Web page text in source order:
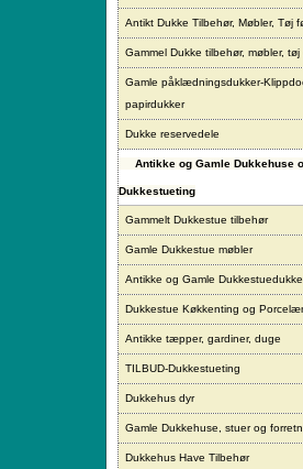
Antikt Dukke Tilbehør, Møbler, Tøj
Gammel Dukke tilbehør, møbler,
Gamle påklædningsdukker-
papirdukker
Dukke reservedele
Antikke og Gamle Dukkehuse
Dukkestueting
Gammelt Dukkestue tilbehør
Gamle Dukkestue møbler
Antikke og Gamle
Dukkestue Køkkenting og
Antikke tæpper, gardiner, duge
TILBUD-Dukkestueting
Dukkehus dyr
Gamle Dukkehuse, stuer og
Dukkehus Have Tilbehør